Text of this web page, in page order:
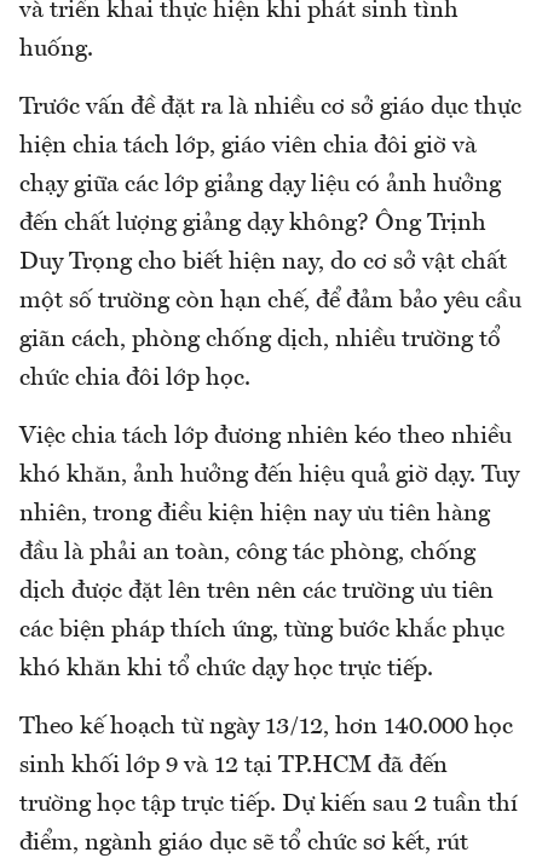
và triển khai thực hiện khi phát sinh tình
huống.
Trước vấn đề đặt ra là nhiều cơ sở giáo dục thực
hiện chia tách lớp, giáo viên chia đôi giờ và
chạy giữa các lớp giảng dạy liệu có ảnh hưởng
đến chất lượng giảng dạy không? Ông Trịnh
Duy Trọng cho biết hiện nay, do cơ sở vật chất
một số trường còn hạn chế, để đảm bảo yêu cầu
giãn cách, phòng chống dịch, nhiều trường tổ
chức chia đôi lớp học.
Việc chia tách lớp đương nhiên kéo theo nhiều
khó khăn, ảnh hưởng đến hiệu quả giờ dạy. Tuy
nhiên, trong điều kiện hiện nay ưu tiên hàng
đầu là phải an toàn, công tác phòng, chống
dịch được đặt lên trên nên các trường ưu tiên
các biện pháp thích ứng, từng bước khắc phục
khó khăn khi tổ chức dạy học trực tiếp.
Theo kế hoạch từ ngày 13/12, hơn 140.000 học
sinh khối lớp 9 và 12 tại TP.HCM đã đến
trường học tập trực tiếp. Dự kiến sau 2 tuần thí
điểm, ngành giáo dục sẽ tổ chức sơ kết, rút